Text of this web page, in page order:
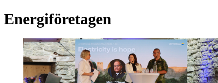
Energiföretagen